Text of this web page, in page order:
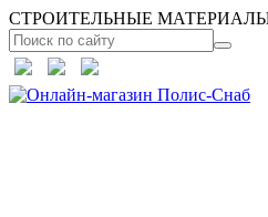
СТРОИТЕЛЬНЫЕ